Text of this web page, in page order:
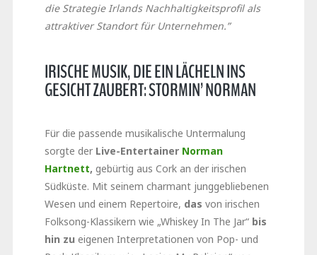
die Strategie Irlands Nachhaltigkeitsprofil als
attraktiver Standort für Unternehmen.”
IRISCHE MUSIK, DIE EIN LÄCHELN INS
GESICHT ZAUBERT: STORMIN’ NORMAN
Für die passende musikalische Untermalung
sorgte der Live-Entertainer Norman
Hartnett, gebürtig aus Cork an der irischen
Südküste. Mit seinem charmant junggebliebenen
Wesen und einem Repertoire, das von irischen
Folksong-Klassikern wie „Whiskey In The Jar“ bis
hin zu eigenen Interpretationen von Pop- und